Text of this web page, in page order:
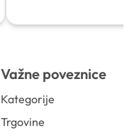
Važne poveznice
Kategorije
Trgovine